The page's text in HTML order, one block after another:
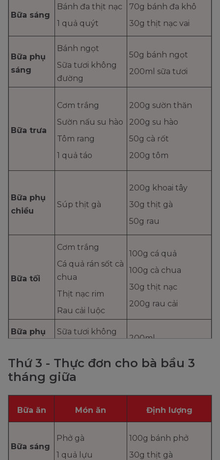
Bữa sáng
Bánh đa thịt nạc
1 quả quýt
70g bánh đa khô
30g thịt nạc vai
Bữa phụ
sáng
Bánh ngọt
Sữa tươi không
đường
50g bánh ngọt
200ml sữa tươi
Bữa trưa
Cơm trắng
Sườn nấu su hào
Tôm rang
1 quả táo
200g sườn thăn
200g su hào
50g cà rốt
200g tôm
Bữa phụ
chiều
Súp thịt gà
200g khoai tây
30g thịt gà
50g rau
Bữa tối
Cơm trắng
Cá quả rán sốt cà
chua
Thịt nạc rim
Rau cải luộc
100g cá quả
100g cà chua
30g thịt nạc
200g rau cải
Bữa phụ
Sữa tươi không
200ml
Thứ 3 - Thực đơn cho bà bầu 3
tháng giữa
Bữa ăn Món ăn Định lượng
Bữa sáng
Phở gà
1 quả lựu
100g bánh phở
30g thịt gà